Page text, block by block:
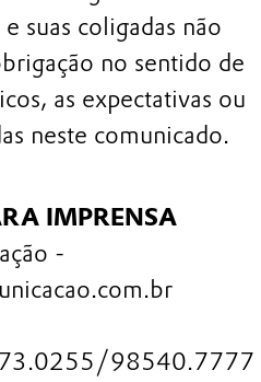
suas coligadas não
no sentido de
as expectativas ou
neste comunicado.
IMPRENSA
-
98540.7777